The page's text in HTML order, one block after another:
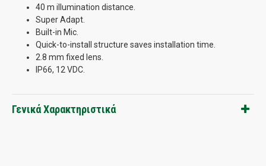
40 m illumination distance.
Super Adapt.
Built-in Mic.
Quick-to-install structure saves installation time.
2.8 mm fixed lens.
IP66, 12 VDC.
Γενικά Χαρακτηριστικά